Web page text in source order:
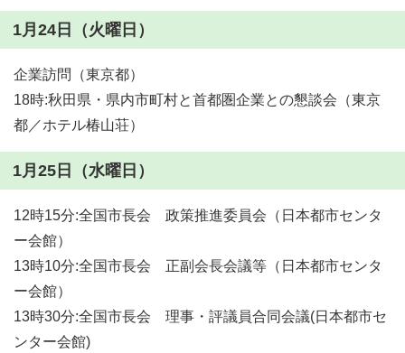
1月24日（火曜日）
企業訪問（東京都）
18時:秋田県・県内市町村と首都圏企業との懇談会（東京
都／ホテル椿山荘）
1月25日（水曜日）
12時15分:全国市長会 政策推進委員会（日本都市センタ
ー会館）
13時10分:全国市長会 正副会長会議等（日本都市センタ
ー会館）
13時30分:全国市長会 理事・評議員合同会議(日本都市セ
ンター会館)